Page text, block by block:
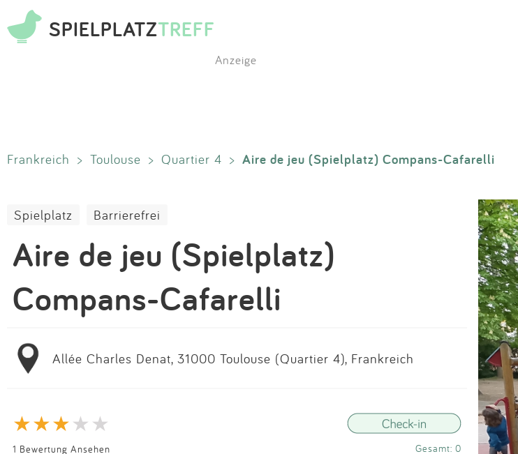
SPIELPLATZTREFF
App
Blog
Partner
Kontakt
Impressum
Anmelden
Anzeige
Frankreich > Toulouse > Quartier 4 > Aire de jeu (Spielplatz) Compans-Cafarelli
Spielplatz Barrierefrei
Aire de jeu (Spielplatz)
Compans-Cafarelli
Allée Charles Denat, 31000 Toulouse (Quartier 4), Frankreich
1 Bewertung Ansehen Gesamt: 0